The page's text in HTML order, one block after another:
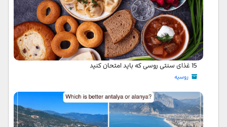
15 غذای سنتی روسی که باید امتحان کنید
روسیه